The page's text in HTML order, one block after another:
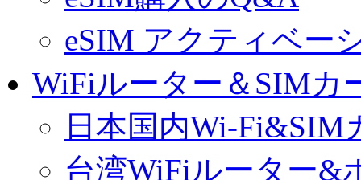
eSIM アクティベー
WiFiルーター＆SIMカ
日本国内Wi-Fi&SIM
台湾WiFiルーター&